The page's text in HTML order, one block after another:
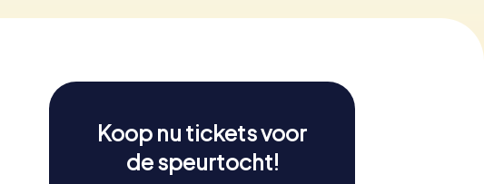
Koop nu tickets voor
de speurtocht!